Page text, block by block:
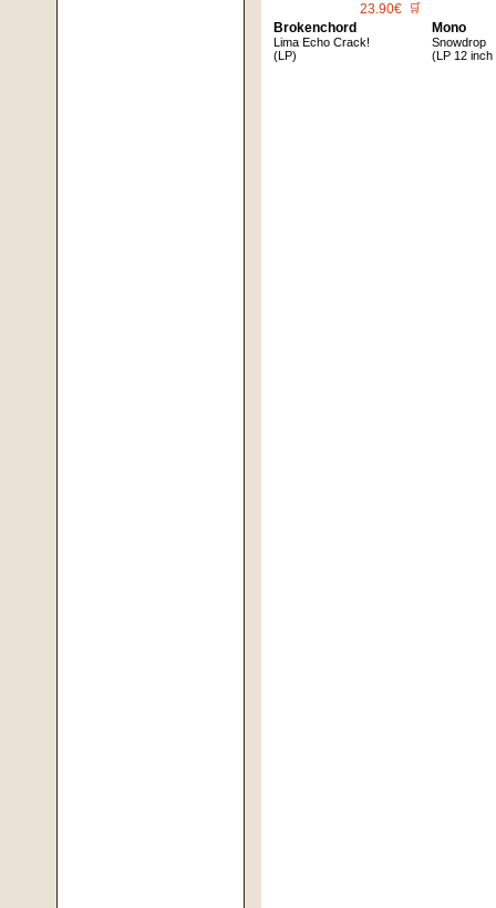
23.90€ 🛒
Brokenchord
Lima Echo Crack!
(LP)
Mono
Snowdrop
(LP 12 inch